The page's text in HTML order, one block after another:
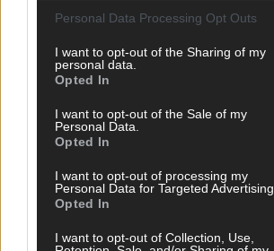
Personal Data Processing Opt Outs
I want to opt-out of the Sharing of my
personal data.
Opted In
I want to opt-out of the Sale of my
Personal Data.
Opted In
I want to opt-out of processing my
Personal Data for Targeted Advertising.
Opted In
I want to opt-out of Collection, Use,
FOLGE UNS BEI FACEBOOK